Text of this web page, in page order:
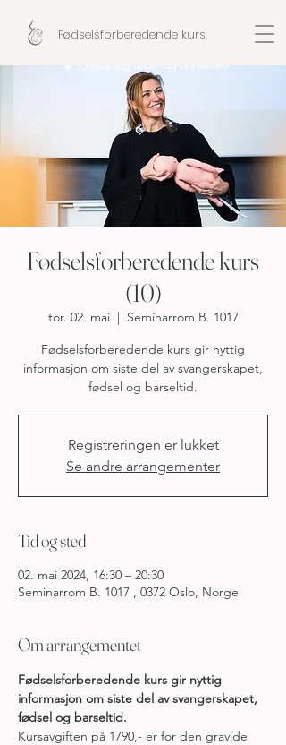
Fødselsforberedende kurs
Fødselsforberedende kurs
(10)
tor. 02. mai
  |
Seminarrom B. 1017
Fødselsforberedende kurs gir nyttig
informasjon om siste del av svangerskapet,
fødsel og barseltid.
Registreringen er lukket
Se andre arrangementer
Tid og sted
02. mai 2024, 16:30 – 20:30
Seminarrom B. 1017 , 0372 Oslo, Norge
Om arrangementet
Fødselsforberedende kurs gir nyttig
informasjon om siste del av svangerskapet,
fødsel og barseltid.
Kursavgiften på 1790,- er for den gravide